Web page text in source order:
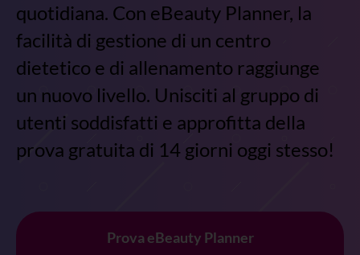
quotidiana. Con eBeauty Planner, la
facilità di gestione di un centro
dietetico e di allenamento raggiunge
un nuovo livello. Unisciti al gruppo di
utenti soddisfatti e approfitta della
prova gratuita di 14 giorni oggi stesso!
Prova eBeauty Planner